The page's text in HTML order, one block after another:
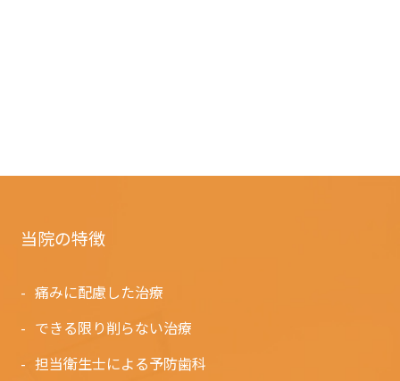
当院の特徴
痛みに配慮した治療
できる限り削らない治療
担当衛生士による予防歯科